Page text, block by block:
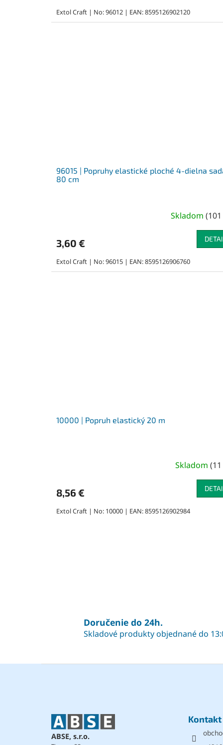
Extol Craft | No: 96012 | EAN: 8595126902120
96015 | Popruhy elastické ploché 4-dielna
80 cm
Skladom(
3,60 €
Extol Craft | No: 96015 | EAN: 8595126906760
10000 | Popruh elastický 20 m
Skladom(
8,56 €
Extol Craft | No: 10000 | EAN: 8595126902984
Doručenie do 24h.
Skladové produkty objednané do
ABSE, s.r.o.
Kontakt